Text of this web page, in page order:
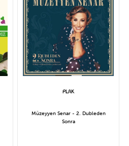
Müzeyyen Senar - 2. Dubleden
Sonra